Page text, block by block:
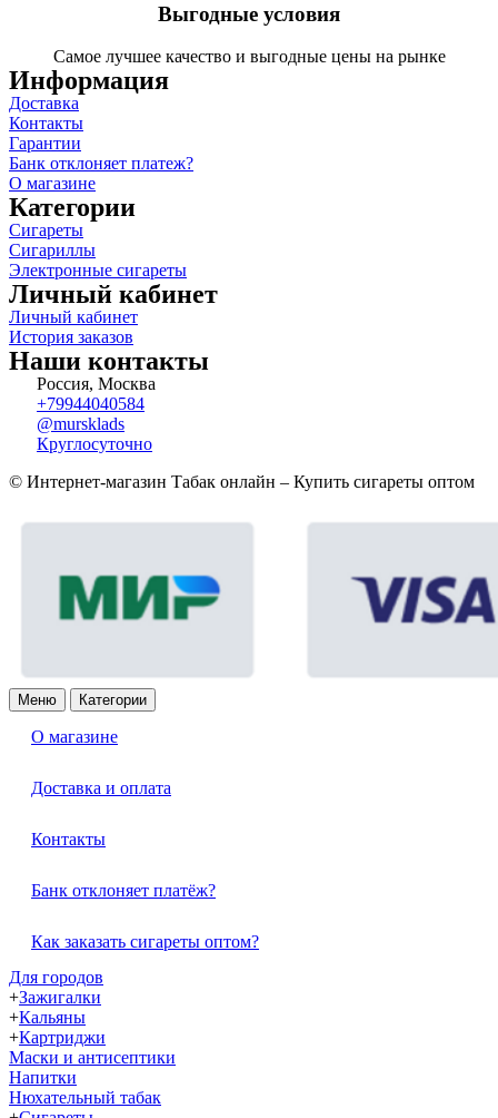
Выгодные условия
Самое лучшее качество и выгодные цены на рынке
Информация
Доставка
Контакты
Гарантии
Банк отклоняет платеж?
О магазине
Категории
Сигареты
Сигариллы
Электронные сигареты
Личный кабинет
Личный кабинет
История заказов
Наши контакты
Россия, Москва
+79944040584
@mursklads
Круглосуточно
© Интернет-магазин Табак онлайн – Купить сигареты оптом
Меню Категории
О магазине
Доставка и оплата
Контакты
Банк отклоняет платёж?
Как заказать сигареты оптом?
Для городов
+Зажигалки
+Кальяны
+Картриджи
Маски и антисептики
Напитки
Нюхательный табак